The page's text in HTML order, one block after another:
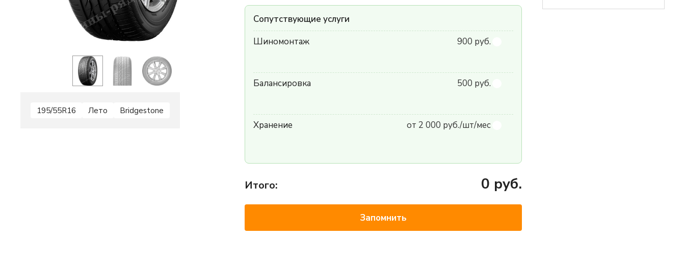
195/55R16 Лето Bridgestone
Сопутствующие услуги
Шиномонтаж
900 руб.
Балансировка 500 руб.
Хранение от 2 000 руб./шт/мес
Итого: 0 руб.
Запомнить